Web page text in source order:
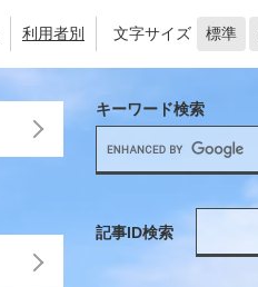
利用者別 文字サイズ 標準
キーワード検索
記事ID検索